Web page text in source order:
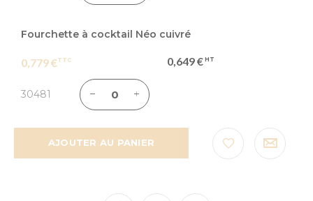
Fourchette à cocktail Néo cuivré
0,779 € 0,649 €
30481
AJOUTER AU PANIER